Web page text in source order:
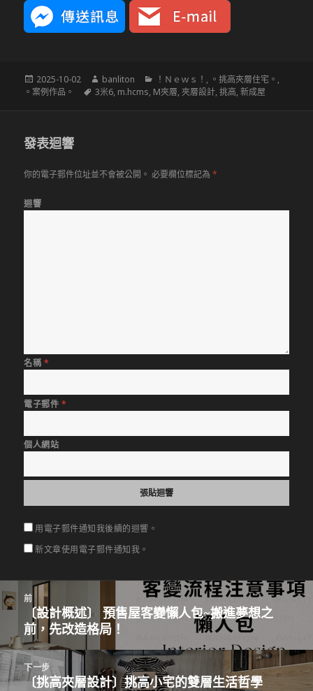
發
佈
2025-10-02
作
者
banliton
分
類
！Ｎｅｗｓ！ , 。挑高夾層住宅。 ,
。案例作品。
標
3米6, m.hcms, M夾層,夾層設計,挑高,新成屋
發表迴響
你的電子郵件位址並不會被公開。 必要欄位標記為*
迴響
名稱 *
電子郵件 *
個人網站
用電子郵件通知我後續的迴響。
新文章使用電子郵件通知我。
章
前
一
篇
文
章：
〔設計概述〕 預售屋客變懶人包~搬進夢想之
前，先改造格局！
下一步
下
〔挑高夾層設計〕挑高小宅的雙層生活哲學